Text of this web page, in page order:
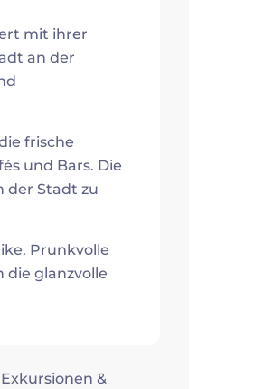
mit ihrer
an der
frische
und Bars. Die
der Stadt zu
Prunkvolle
die glanzvolle
&